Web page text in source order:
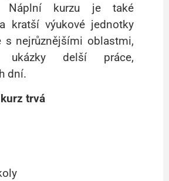
Náplní kurzu je také
kratší výukové jednotky
s nejrůznějšími oblastmi,
delší práce,
dní.
trvá